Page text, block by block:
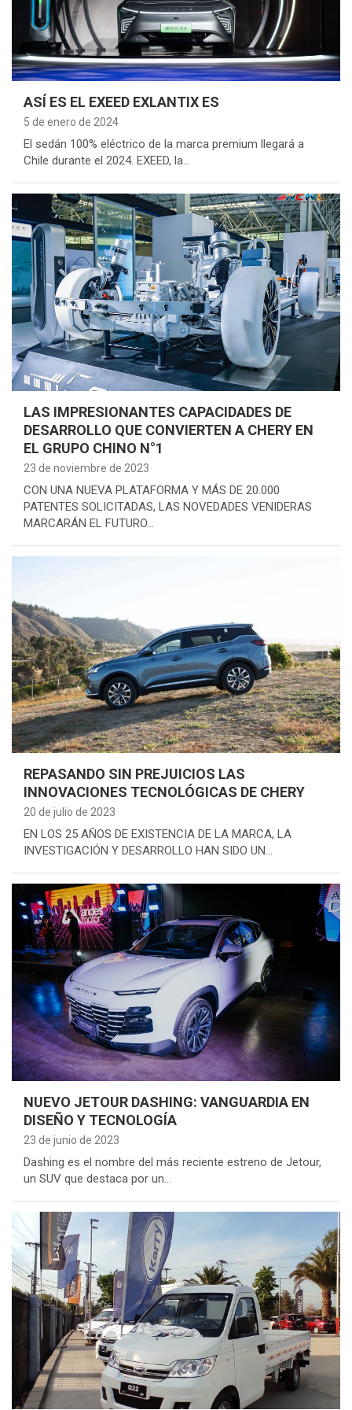
ASÍ ES EL EXEED EXLANTIX ES
5 de enero de 2024
El sedán 100% eléctrico de la marca premium llegará a
Chile durante el 2024. EXEED, la…
LAS IMPRESIONANTES CAPACIDADES DE
DESARROLLO QUE CONVIERTEN A CHERY EN
EL GRUPO CHINO N°1
23 de noviembre de 2023
CON UNA NUEVA PLATAFORMA Y MÁS DE 20.000
PATENTES SOLICITADAS, LAS NOVEDADES VENIDERAS
MARCARÁN EL FUTURO…
REPASANDO SIN PREJUICIOS LAS
INNOVACIONES TECNOLÓGICAS DE CHERY
20 de julio de 2023
EN LOS 25 AÑOS DE EXISTENCIA DE LA MARCA, LA
INVESTIGACIÓN Y DESARROLLO HAN SIDO UN…
NUEVO JETOUR DASHING: VANGUARDIA EN
DISEÑO Y TECNOLOGÍA
23 de junio de 2023
Dashing es el nombre del más reciente estreno de Jetour,
un SUV que destaca por un…